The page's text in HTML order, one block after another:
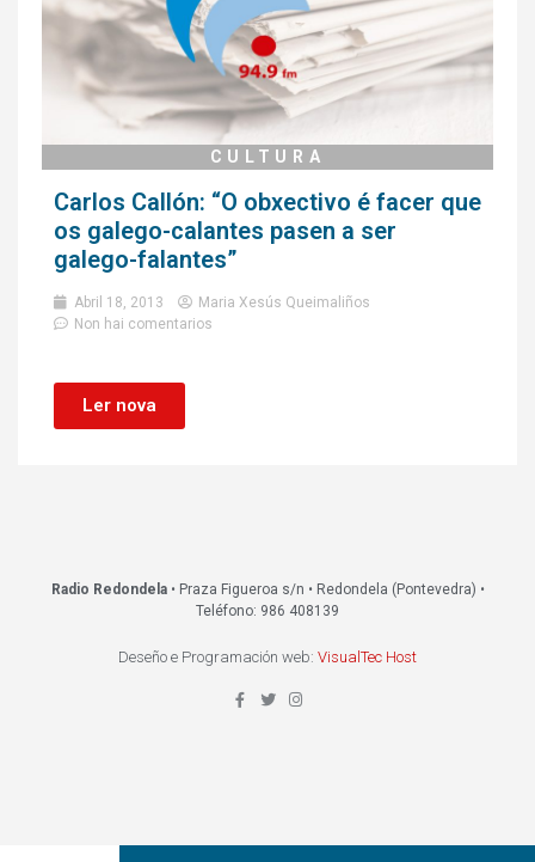
CULTURA
Carlos Callón: “O obxectivo é facer que
os galego-calantes pasen a ser
galego-falantes”
Abril 18, 2013
Maria Xesús Queimaliños
Non hai comentarios
Ler nova
Radio Redondela• Praza Figueroa s/n • Redondela (Pontevedra) •
Teléfono: 986 408139
Deseño e Programación web: VisualTec Host